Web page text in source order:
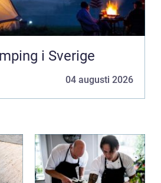
i Sverige
04 augusti 2026